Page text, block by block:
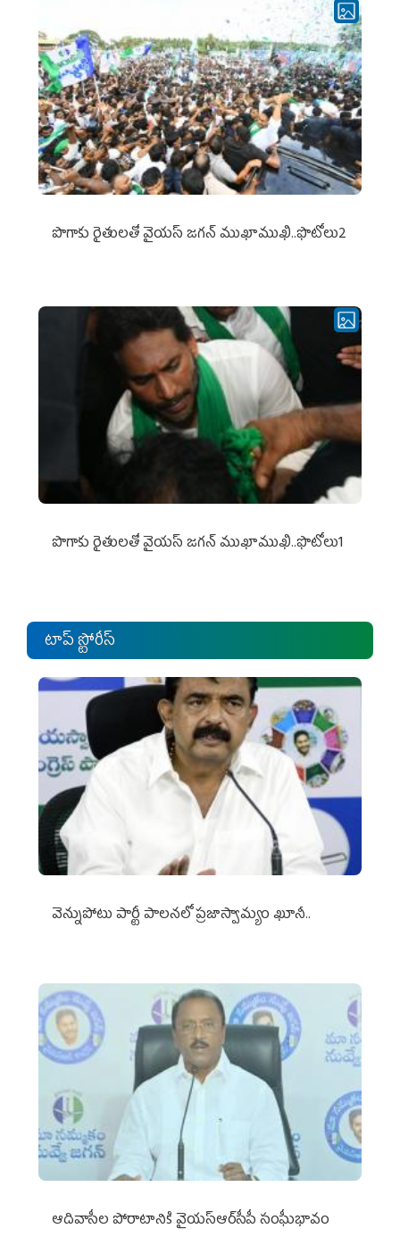
పొగాకు రైతుల‌తో వైయ‌స్ జ‌గ‌న్ ముఖాముఖి..ఫొటోలు2
పొగాకు రైతుల‌తో వైయ‌స్ జ‌గ‌న్ ముఖాముఖి..ఫొటోలు1
టాప్ స్టోరీస్
వెన్నుపోటు పార్టీ పాలనలో ప్రజాస్వామ్యం ఖూనీ..
ఆదివాసీల పోరాటానికి వైయ‌స్ఆర్‌సీపీ సంఘీభావం